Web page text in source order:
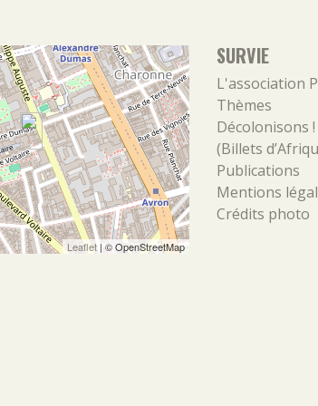
Leaflet | ©OpenStreetMap
SURVIE
L'association
Thèmes
Décolonisons !
(Billets
Publications
Mentions
Crédits photo